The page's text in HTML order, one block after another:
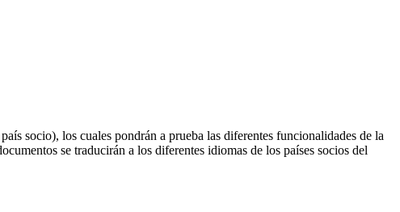
socio), los cuales pondrán a prueba las diferentes funcionalidades de la
se traducirán a los diferentes idiomas de los países socios del